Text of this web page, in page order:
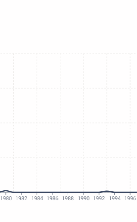
1980 1982 1984 1986 1988 1990 1992 1994 1996